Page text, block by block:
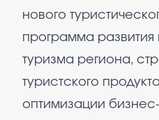
нового
программа развития
туризма региона,
туристского
оптимизации